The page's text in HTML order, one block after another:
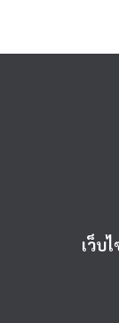
เว็บ